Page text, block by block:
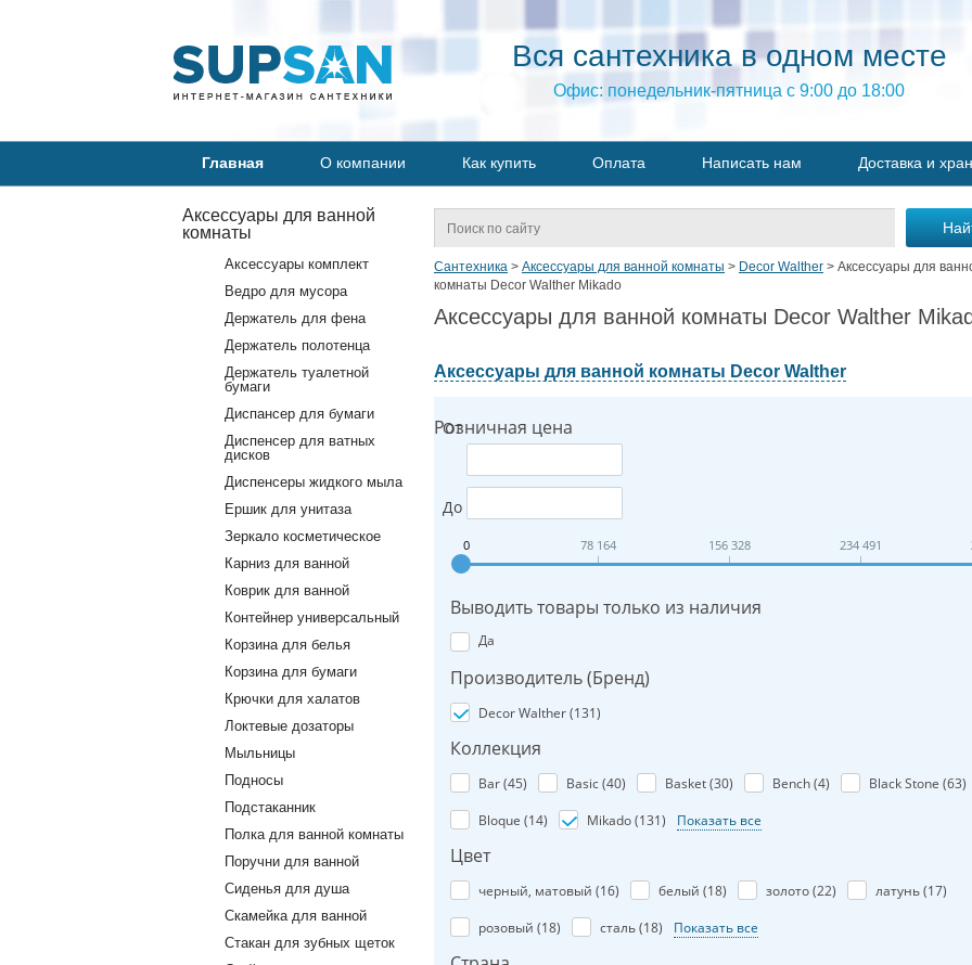
Вся сантехника в одном месте
Офис: понедельник-пятница с 9:00 до 18:00
Главная О компании Как купить Оплата Написать нам Доставка и
Аксессуары для ванной
комнаты
Аксессуары комплект
Ведро для мусора
Держатель для фена
Держатель полотенца
Держатель туалетной
бумаги
Диспансер для бумаги
Диспенсер для ватных
дисков
Диспенсеры жидкого мыла
Ершик для унитаза
Зеркало косметическое
Карниз для ванной
Коврик для ванной
Контейнер универсальный
Корзина для белья
Корзина для бумаги
Крючки для халатов
Локтевые дозаторы
Мыльницы
Подносы
Подстаканник
Полка для ванной комнаты
Поручни для ванной
Сиденья для душа
Скамейка для ванной
Стакан для зубных щеток
Сантехника > Аксессуары для ванной комнаты > Decor Walther > Аксессуары для
комнаты Decor Walther Mikado
Аксессуары для ванной комнаты Decor Walther
Аксессуары для ванной комнаты Decor Walther
Розничная цена
От
До
0 78 164 156 328 234 491
Выводить товары только из наличия
Да
Производитель (Бренд)
Decor Walther (131)
Коллекция
Bar (45) Basic (40) Basket (30) Bench (4) Black Stone (63)
Bloque (14) Mikado (131) Показать все
Цвет
черный, матовый (16) белый (18) золото (22) латунь (17)
розовый (18) сталь (18) Показать все